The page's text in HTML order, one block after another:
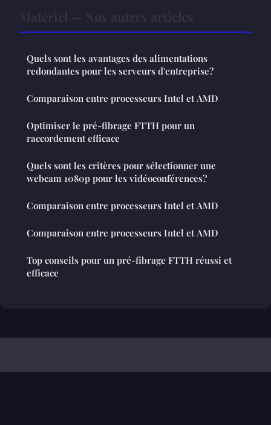
Quels sont les avantages des alimentations
redondantes pour les serveurs d'entreprise?
Comparaison entre processeurs Intel et AMD
Optimiser le pré-fibrage FTTH pour un
raccordement efficace
Quels sont les critères pour sélectionner une
webcam 1080p pour les vidéoconférences?
Comparaison entre processeurs Intel et AMD
Comparaison entre processeurs Intel et AMD
Top conseils pour un pré-fibrage FTTH réussi et
efficace
Projets Numeriques Educatifs